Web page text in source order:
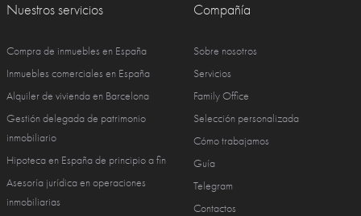
Nuestros servicios
Compra de inmuebles en España
Inmuebles comerciales en España
Alquiler de vivienda en Barcelona
Gestión delegada de patrimonio
inmobiliario
Hipoteca en España de principio a fin
Asesoría jurídica en operaciones
inmobiliarias
Compañía
Sobre nosotros
Servicios
Family Office
Selección personalizada
Cómo trabajamos
Guía
Telegram
Contactos